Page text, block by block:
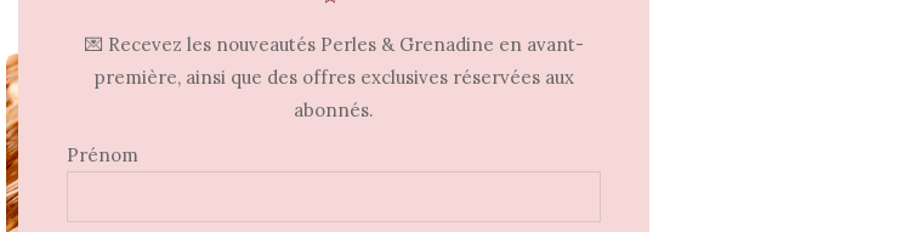
💌 Recevez les nouveautés Perles & Grenadine en avant-
première, ainsi que des offres exclusives réservées aux
abonnés.
Prénom
⭐